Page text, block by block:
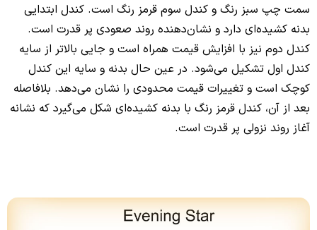
سمت چپ سبز رنگ و کندل سوم قرمز رنگ است. کندل ابتدایی
بدنه کشیده‌ای دارد و نشان‌دهنده روند صعودی پر قدرت است.
کندل دوم نیز با افزایش قیمت همراه است و جایی بالاتر از سایه
کندل اول تشکیل می‌شود. در عین حال بدنه و سایه این کندل
کوچک است و تغییرات قیمت محدودی را نشان می‌دهد. بلافاصله
بعد از آن، کندل قرمز رنگ با بدنه کشیده‌ای شکل می‌گیرد که نشانه
آغاز روند نزولی پر قدرت است.